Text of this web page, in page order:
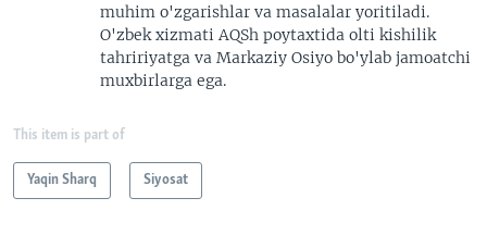
muhim o'zgarishlar va masalalar yoritiladi.
O'zbek xizmati AQSh poytaxtida olti kishilik
tahririyatga va Markaziy Osiyo bo'ylab jamoatchi
muxbirlarga ega.
This item is part of
Yaqin Sharq Siyosat